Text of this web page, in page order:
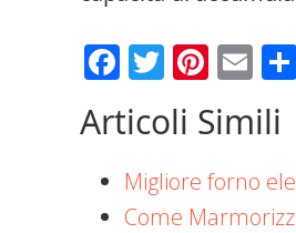
Facebook
Twitter
Articoli Simili
Migliore forno
Come